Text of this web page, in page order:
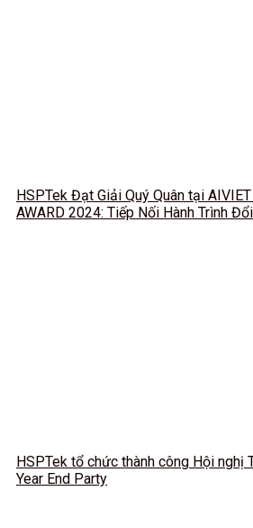
HSPTek Đạt Giải Quý Quân tại
AWARD 2024: Tiếp Nối Hành Trình
HSPTek tổ chức thành công Hội nghị
Year End Party